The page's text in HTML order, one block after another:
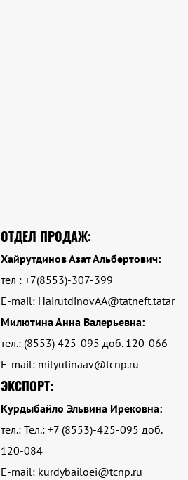
ОТДЕЛ ПРОДАЖ:
Хайрутдинов Азат Альбертович:
тел : +7(8553)-307-399
E-mail: HairutdinovAA@tatneft.tatar
Милютина Анна Валерьевна:
тел.: (8553) 425-095 доб. 120-066
E-mail: milyutinaav@tcnp.ru
ЭКСПОРТ:
Курдыбайло Эльвина Ирековна:
тел.: Тел.: +7 (8553)-425-095 доб.
120-084
E-mail: kurdybailoei@tcnp.ru